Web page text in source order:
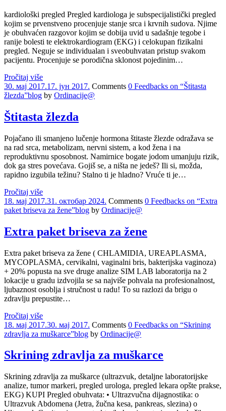
kardiološki pregled Pregled kardiologa je subspecijalistički pregled
kojim se prvenstveno procenjuje stanje srca i krvnih sudova. Njime
je obuhvaćen razgovor kojim se dobija uvid u sadašnje tegobe i
ranije bolesti te elektrokardiogram (EKG) i celokupan fizikalni
pregled. Neguje se individualan i sveobuhvatan pristup svakom
pacijentu. Procenjuje se porodična sklonost pojedinim…
Pročitaj više
30. мај 2017.17. јун 2017. Comments 0 Feedbacks on “Štitasta
žlezda”blog by Ordinacije@
Štitasta žlezda
Pojačano ili smanjeno lučenje hormona štitaste žlezde odražava se
na rad srca, metabolizam, nervni sistem, a kod žena i na
reproduktivnu sposobnost. Namirnice bogate jodom umanjuju rizik,
dok ga stres povećava. Gojiš se, a ništa ne jedeš? Ili si, možda,
rapidno izgubila težinu? Stalno ti je hladno? Vruće ti je…
Pročitaj više
18. мај 2017.31. октобар 2024. Comments 0 Feedbacks on “Extra
paket briseva za žene”blog by Ordinacije@
Extra paket briseva za žene
Extra paket briseva za žene ( CHLAMIDIA, UREAPLASMA,
MYCOPLASMA, cervikalni, vaginalni bris, bakterijska vaginoza)
+ 20% popusta na sve druge analize SIM LAB laboratorija na 2
lokacije u gradu izdvojila se sa najviše pohvala na profesionalnost,
ljubaznost osoblja i stručnost u radu! To su razlozi da brigu o
zdravlju prepustite…
Pročitaj više
18. мај 2017.30. мај 2017. Comments 0 Feedbacks on “Skrining
zdravlja za muškarce”blog by Ordinacije@
Skrining zdravlja za muškarce
Skrining zdravlja za muškarce (ultrazvuk, detaljne laboratorijske
analize, tumor markeri, pregled urologa, pregled lekara opšte prakse,
EKG) KUPI Pregled obuhvata: • Ultrazvučna dijagnostika: o
Ultrazvuk Abdomena (Jetra, žučna kesa, pankreas, slezina) o